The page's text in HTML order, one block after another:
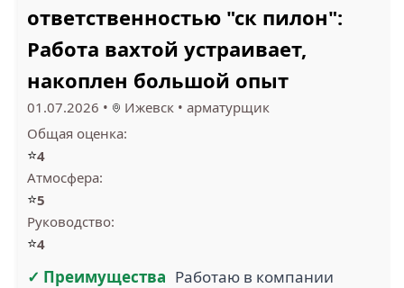
ответственностью "ск пилон":
Работа вахтой устраивает,
накоплен большой опыт
01.07.2026 • Ижевск • арматурщик
Общая оценка:
⭐4
Атмосфера:
⭐5
Руководство:
⭐4
✓ Преимущества Работаю в компании